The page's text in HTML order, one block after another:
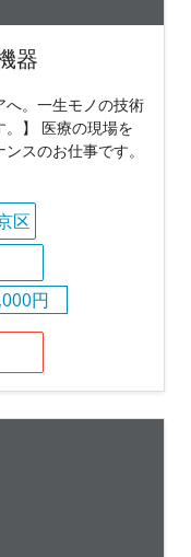
器
へ。一生モノの技術
。】 医療の現場を
スのお仕事です。
区
円